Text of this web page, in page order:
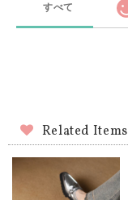
すべて
Related Items